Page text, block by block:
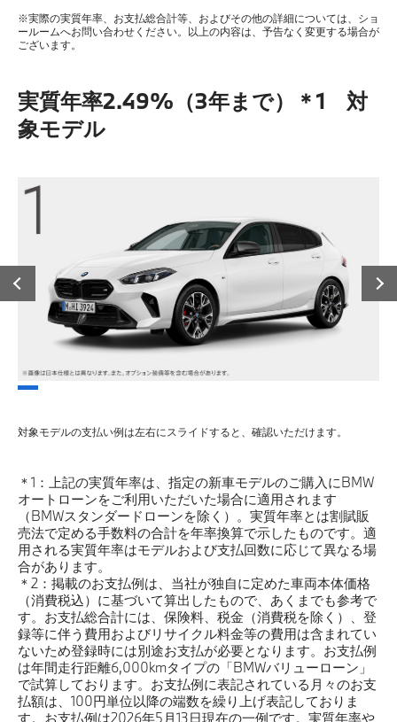
※実際の実質年率、お支払総合計等、およびその他の詳細については、ショ
ールームへお問い合わせください。以上の内容は、予告なく変更する場合が
ございます。
実質年率2.49%（3年まで）＊1 対
象モデル
対象モデルの支払い例は左右にスライドすると、確認いただけます。
＊1：上記の実質年率は、指定の新車モデルのご購入にBMW
オートローンをご利用いただいた場合に適用されます
（BMWスタンダードローンを除く）。実質年率とは割賦販
売法で定める手数料の合計を年率換算で示したものです。適
用される実質年率はモデルおよび支払回数に応じて異なる場
合があります。
＊2：掲載のお支払例は、当社が独自に定めた車両本体価格
（消費税込）に基づいて算出したもので、あくまでも参考で
す。お支払総合計には、保険料、税金（消費税を除く）、登
録等に伴う費用およびリサイクル料金等の費用は含まれてい
ないため登録時には別途お支払が必要となります。お支払例
は年間走行距離6,000kmタイプの「BMWバリューローン」
で試算しております。お支払例に表記されている月々のお支
払額は、100円単位以降の端数を繰り上げ表記しておりま
す。お支払例は2026年5月13日現在の一例です。実質年率や